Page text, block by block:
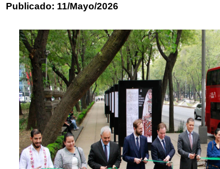
Publicado: 11/Mayo/2026